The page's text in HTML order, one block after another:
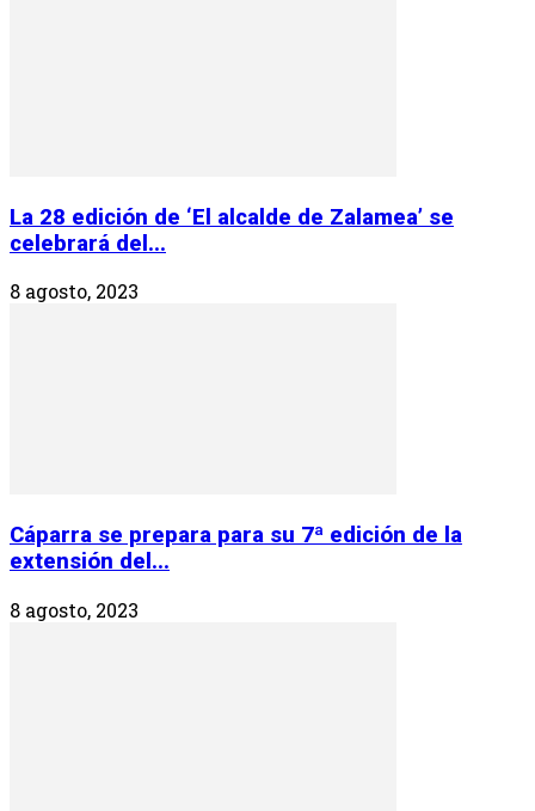
La 28 edición de ‘El alcalde de Zalamea’ se
celebrará del...
8 agosto, 2023
Cáparra se prepara para su 7ª edición de la
extensión del...
8 agosto, 2023